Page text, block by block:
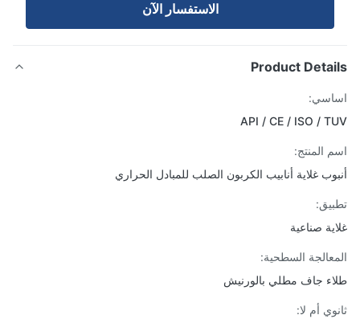
الاستفسار الآن
Product
API / CE / ISO /
المنتج:
غلاية أنابيب الكربون الصلب للمبادل الحراري
صناعية
السطحية:
جاف مطلي بالورنيش
أم لا: